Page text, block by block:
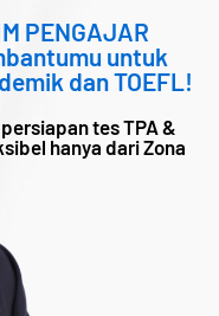
PENGAJAR
untuk
dan TOEFL!
tes TPA &
hanya dari Zona